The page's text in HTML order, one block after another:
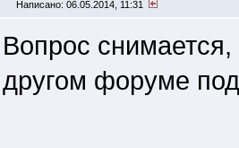
Написано: 06.05.2014, 11:31
Вопрос
другом форуме